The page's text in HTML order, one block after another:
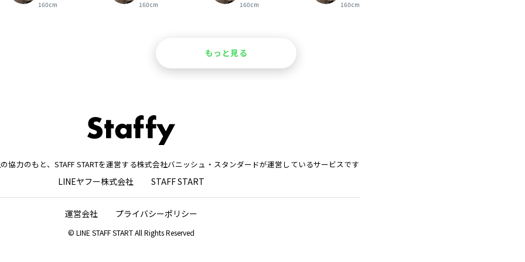
160cm
160cm
160cm
160cm
もっと見る
協力のもと、STAFF STARTを運営する株式会社バニッシュ・スタンダードが運営しているサービスです
LINEヤフー株式会社 STAFF START
運営会社 プライバシーポリシー
© LINE STAFF START All Rights Reserved